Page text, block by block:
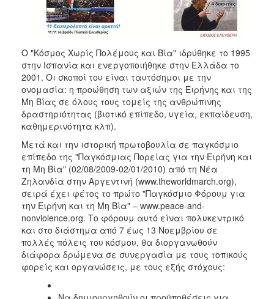
Ο "Κόσμος Χωρίς Πολέμους και Βία" ιδρύθηκε το 1995
στην Ισπανία και ενεργοποιήθηκε στην Ελλάδα το
2001. Οι σκοποί του είναι ταυτόσημοι με την
ονομασία: η προώθηση των αξιών της Ειρήνης και της
Μη Βίας σε όλους τους τομείς της ανθρώπινης
δραστηριότητας (βιοτικό επίπεδο, υγεία, εκπαίδευση,
καθημερινότητα κλπ).
Μετά και την ιστορική πρωτοβουλία σε παγκόσμιο
επίπεδο της "Παγκόσμιας Πορείας για την Ειρήνη και
τη Μη Βία" (02/08/2009-02/01/2010) από τη Νέα
Ζηλανδία στην Αργεντινή (www.theworldmarch.org),
σειρά έχει φέτος το πρώτο "Παγκόσμιο Φόρουμ για
την Ειρήνη και τη Μη Βία" – www.peace-and-
nonviolence.org. Το φόρουμ αυτό είναι πολυκεντρικό
και στο διάστημα από 7 έως 13 Νοεμβρίου σε
πολλές πόλεις του κόσμου, θα διοργανωθούν
διάφορα δρώμενα σε συνεργασία με τους τοπικούς
φορείς και οργανώσεις, με τους εξής στόχους: